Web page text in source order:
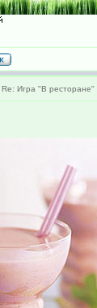
Re: Игра "В ресторане"